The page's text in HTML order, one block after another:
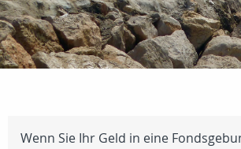
Wenn Sie Ihr Geld in eine